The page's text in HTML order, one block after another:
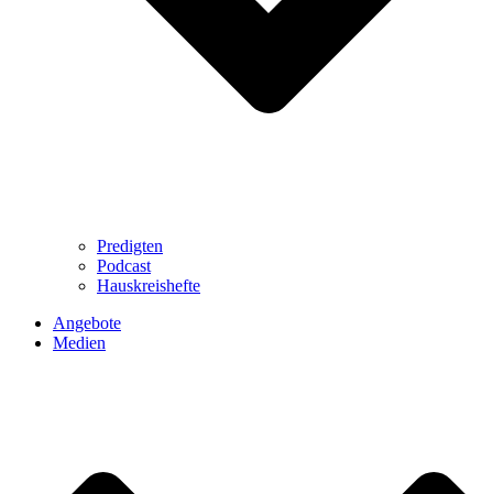
Predigten
Podcast
Hauskreishefte
Angebote
Medien